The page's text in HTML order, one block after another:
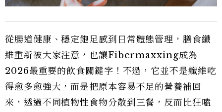
從腸道健康、穩定飽足感到日常體態管理，膳食纖
維重新被大家注意，也讓Fibermaxxing成為
2026最重要的飲食關鍵字！不過，它並不是纖維吃
得愈多愈強大，而是把原本容易不足的營養補回
來，透過不同植物性食物分散到三餐，反而比狂嗑